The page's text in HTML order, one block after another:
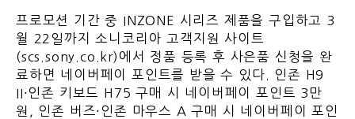
프로모션 기간 중 INZONE 시리즈 제품을 구입하고 3
월 22일까지 소니코리아 고객지원 사이트
(scs.sony.co.kr)에서 정품 등록 후 사은품 신청을 완
료하면 네이버페이 포인트를 받을 수 있다. 인존 H9
II∙인존 키보드 H75 구매 시 네이버페이 포인트 3만
원, 인존 버즈∙인존 마우스 A 구매 시 네이버페이 포인